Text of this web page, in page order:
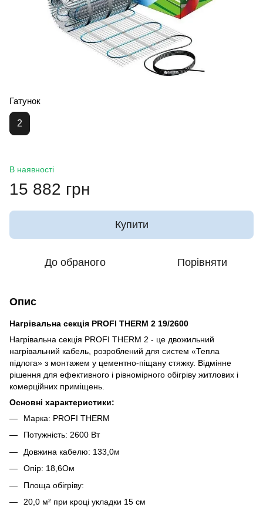
Гатунок
2
В наявності
15 882 грн
Купити
До обраного Порівняти
Опис
Нагрівальна секція PROFI THERM 2 19/2600
Нагрівальна секція PROFI THERM 2 - це двожильний
нагрівальний кабель, розроблений для систем «Тепла
підлога» з монтажем у цементно-піщану стяжку. Відмінне
рішення для ефективного і рівномірного обігріву житлових і
комерційних приміщень.
Основні характеристики:
Марка: PROFI THERM
Потужність: 2600 Вт
Довжина кабелю: 133,0м
Опір: 18,6Ом
Площа обігріву:
20,0 м² при кроці укладки 15 см